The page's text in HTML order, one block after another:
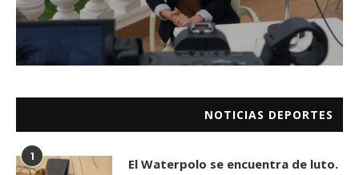
NOTICIAS DEPORTES
1 El Waterpolo se encuentra de luto.